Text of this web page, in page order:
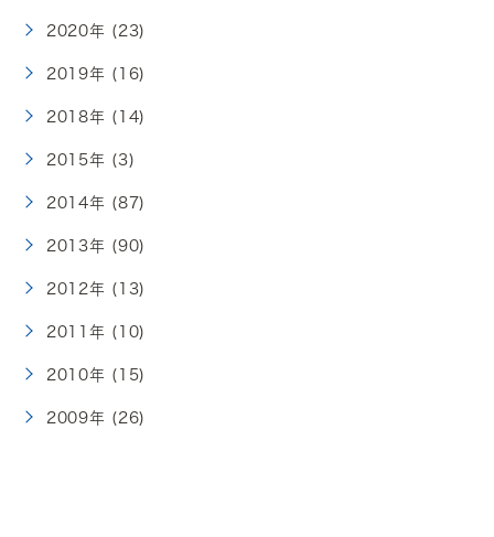
2020年 (23)
2019年 (16)
2018年 (14)
2015年 (3)
2014年 (87)
2013年 (90)
2012年 (13)
2011年 (10)
2010年 (15)
2009年 (26)